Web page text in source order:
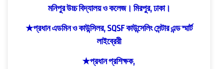
মনিপুর উচ্চ বিদ্যালয় ও কলেজ। মিরপুর, ঢাকা।
★প্রধান এডমিন ও কাউন্সিলর, SQSF কাউন্সেলিং সেন্টার এন্ড স্মার্ট
লাইব্রেরী
★প্রধান প্রশিক্ষক,